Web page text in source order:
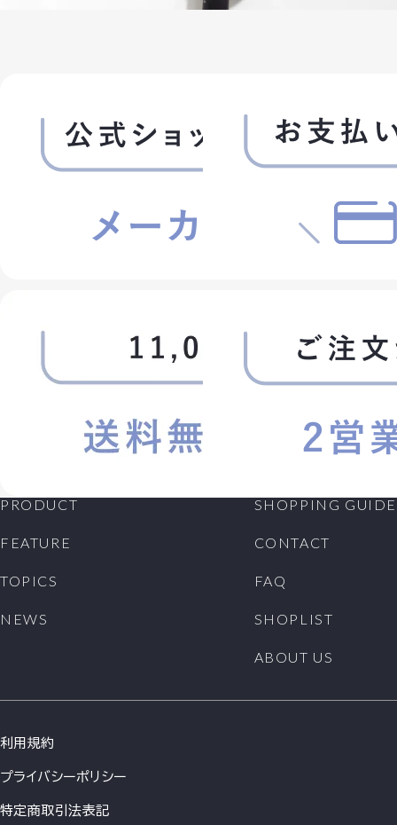
PRODUCT
FEATURE
TOPICS
NEWS
SHOPPING GUIDE
CONTACT
FAQ
SHOPLIST
ABOUT US
利用規約
プライバシーポリシー
特定商取引法表記